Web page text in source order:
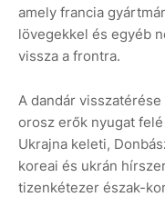
amely francia
lövegekkel és egyéb
vissza a frontra.
A dandár
orosz erők nyugat
Ukrajna keleti,
koreai és ukrán
tizenkétezer észak-